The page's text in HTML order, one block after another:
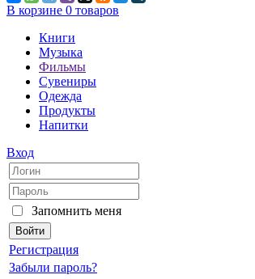
В корзине 0 товаров
Книги
Музыка
Фильмы
Сувениры
Одежда
Продукты
Напитки
Вход
Запомнить меня
Регистрация
Забыли пароль?